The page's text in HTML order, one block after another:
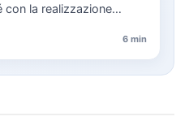
con la realizzazione
6 min